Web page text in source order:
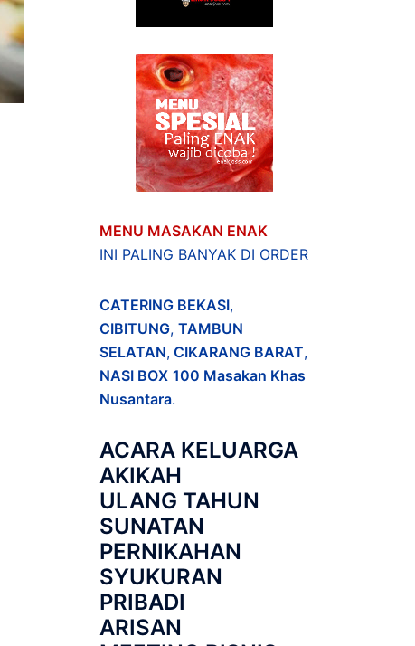
MENU MASAKAN ENAK
INI PALING BANYAK DI ORDER
CATERING BEKASI,
CIBITUNG, TAMBUN
SELATAN,CIKARANG BARAT,
NASI BOX 100 Masakan Khas
Nusantara.
ACARA KELUARGA
AKIKAH
ULANG TAHUN
SUNATAN
PERNIKAHAN
SYUKURAN
PRIBADI
ARISAN